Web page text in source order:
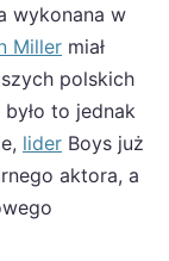
wykonana w
Miller miał
polskich
było to jednak
lider Boys już
aktora, a